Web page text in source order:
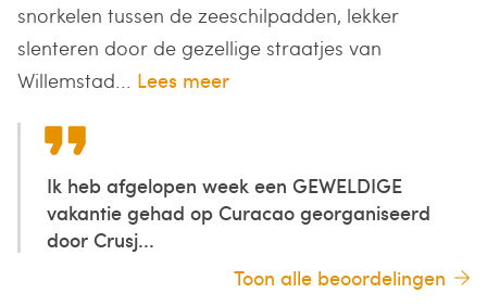
snorkelen tussen de zeeschilpadden, lekker
slenteren door de gezellige straatjes van
Willemstad... Lees meer
Ik heb afgelopen week een GEWELDIGE
vakantie gehad op Curacao georganiseerd
door Crusj...
Toon alle beoordelingen